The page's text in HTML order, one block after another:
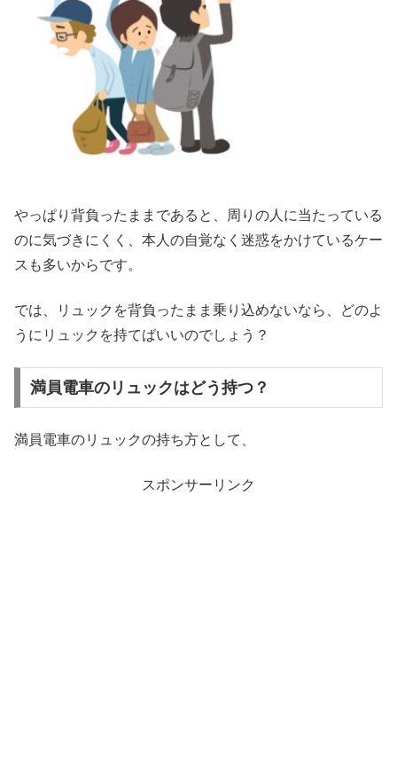
やっぱり背負ったままであると、周りの人に当たっている
のに気づきにくく、本人の自覚なく迷惑をかけているケー
スも多いからです。
では、リュックを背負ったまま乗り込めないなら、どのよ
うにリュックを持てばいいのでしょう？
満員電車のリュックはどう持つ？
満員電車のリュックの持ち方として、
スポンサーリンク